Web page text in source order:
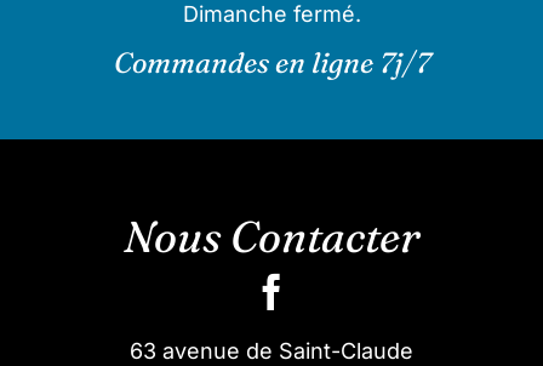
Dimanche fermé.
Commandes en ligne 7j/7
Nous Contacter
63 avenue de Saint-Claude